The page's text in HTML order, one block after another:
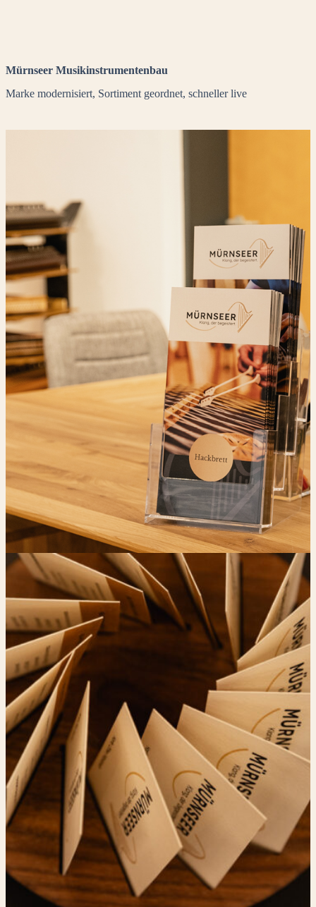
Mürnseer Musikinstrumentenbau
Marke modernisiert, Sortiment geordnet, schneller live